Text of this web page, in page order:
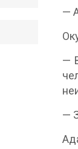
—
—
—